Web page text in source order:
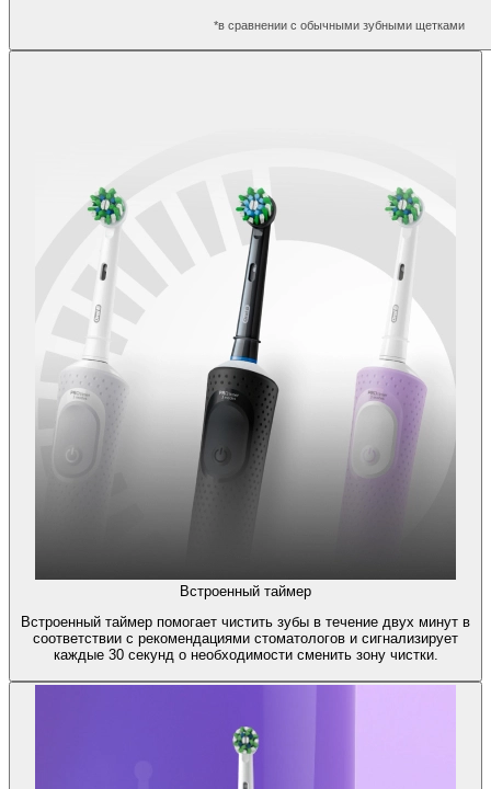
*в сравнении с обычными зубными щетками
Встроенный таймер
Встроенный таймер помогает чистить зубы в течение двух минут в
соответствии с рекомендациями стоматологов и сигнализирует
каждые 30 секунд о необходимости сменить зону чистки.